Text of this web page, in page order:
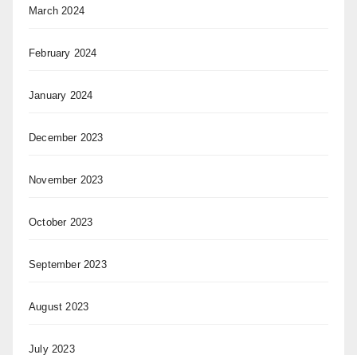
March 2024
February 2024
January 2024
December 2023
November 2023
October 2023
September 2023
August 2023
July 2023